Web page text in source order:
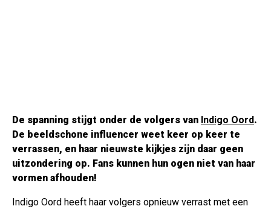
De spanning stijgt onder de volgers van Indigo Oord.
De beeldschone influencer weet keer op keer te
verrassen, en haar nieuwste kijkjes zijn daar geen
uitzondering op. Fans kunnen hun ogen niet van haar
vormen afhouden!
Indigo Oord heeft haar volgers opnieuw verrast met een